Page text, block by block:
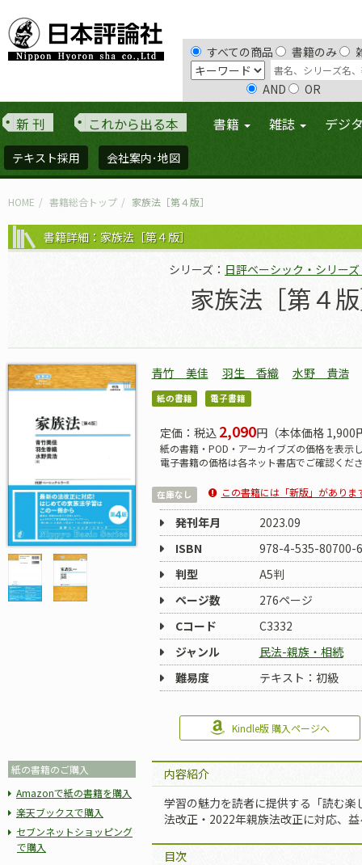
すべての商品 書籍のみ
AND OR
新 刊 これから出る本 書籍 雑誌 デジ
テキスト採用 会社案内･地図
HOME 書籍総合トップ 家族法［第４版］
書籍詳細：家族法［第４版］
シリーズ： 日評ベーシック・シリー
家族法［第４
青竹 美佳 羽生 香織 水野 貴浩
紙の書籍 電子書籍
定価：税込 2,090円（本体価格 1,900
紙の書籍・POD・アーカイブズの価格を表示
電子書籍の価格は各ネット書店でご確認くだ
在庫なし この書籍には「新版」がありま
発刊年月
2023.09
ISBN
978-4-535-80700-6
判型
A5判
ページ数
276ページ
Cコード
C3332
ジャンル
民法-親族・相続
難易度
テキスト：初級
Kindle版 購入ページへ
紙の書籍のご購入
Amazonで紙の書籍を購入
楽天ブックスで購入
セブンネットショッピング
で購入
内容紹介
学習の魅力を読者に提供する「読む
法改正・2022年親族法改正に対応、
目次